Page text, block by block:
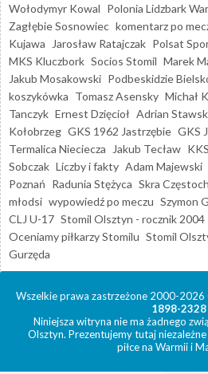
Wołodymyr Kowal Polonia Lidzbark
Zagłębie Sosnowiec komentarz po
Kujawa
Jarosław Ratajczak Polsat
MKS Kluczbork Socios Stomil Marek
Jakub Mosakowski Podbeskidzie
koszykówka Tomasz Asensky Michał
Tanczyk Ernest Dzięcioł Adrian
Kołobrzeg GKS 1962 Jastrzębie GKS
Termalica Nieciecza
Jakub Tecław
Sobczak Liczby i fakty Adam Majewski
Poznań Radunia Stężyca Skra
młodsi wypowiedź po meczu Szymon
CLJ U-17 Stomil Olsztyn - rocznik 2004
Oceniamy piłkarzy Stomilu Stomil
Gurzęda
Wszelkie prawa zastrzeżone 2000-
1898-2328
Niniejsza witryna nie ma żadnego
Olsztyn. Prezentujemy tutaj
piłce na Warmii i